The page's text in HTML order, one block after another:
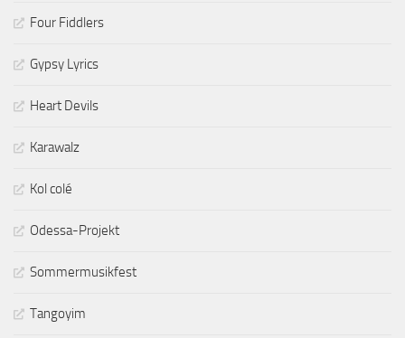
Four Fiddlers
Gypsy Lyrics
Heart Devils
Karawalz
Kol colé
Odessa-Projekt
Sommermusikfest
Tangoyim